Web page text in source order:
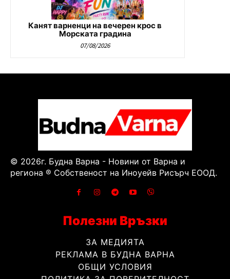
Канят варненци на вечерен крос в
Морската градина
07/08/2026
© 2026г. Будна Варна - Новини от Варна и
региона ® Собственост на Иноуейв Рисърч ЕООД.
Полезни Връзки
ЗА МЕДИЯТА
РЕКЛАМА В БУДНА ВАРНА
ОБЩИ УСЛОВИЯ